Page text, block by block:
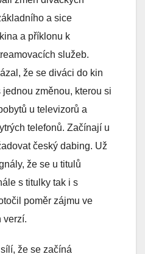
a sice
a příklonu k
služeb.
že se diváci do kin
změnou, kterou si
u televizorů a
telefonů. Začínají u
český dabing. Už
že se u titulů
s titulky tak i s
poměr zájmu ve
verzí.
že se začíná